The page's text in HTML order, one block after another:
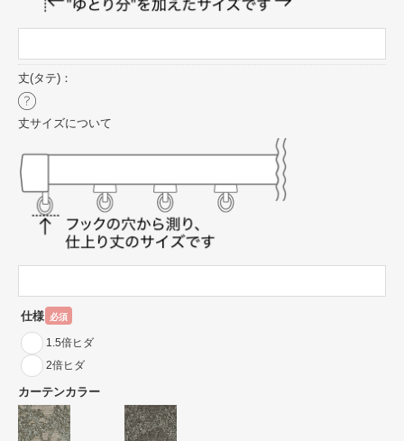
丈(タテ)：
丈サイズについて
仕様 必須
1.5倍ヒダ
2倍ヒダ
カーテンカラー